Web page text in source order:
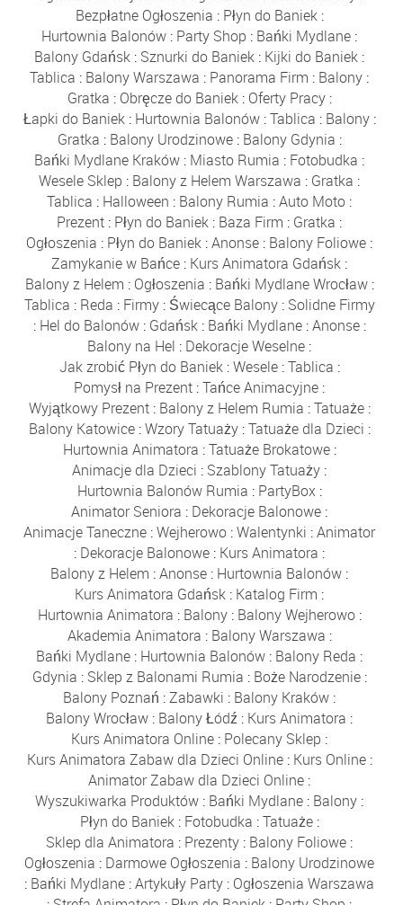
Bezpłatne Ogłoszenia : Płyn do Baniek:
Hurtownia Balonów : Party Shop : Bańki Mydlane :
Balony Gdańsk : Sznurki do Baniek : Kijki do Baniek :
Tablica : Balony Warszawa : Panorama Firm : Balony :
Gratka : Obręcze do Baniek: Oferty Pracy:
Łapki do Baniek: Hurtownia Balonów:Tablica : Balony:
Gratka : Balony Urodzinowe: Balony Gdynia :
Bańki Mydlane Kraków : Miasto Rumia : Fotobudka :
Wesele Sklep : Balony z Helem Warszawa : Gratka :
Tablica : Halloween : Balony Rumia :Auto Moto :
Prezent : Płyn do Baniek : Baza Firm : Gratka :
Ogłoszenia : Płyn do Baniek :Anonse : Balony Foliowe :
Zamykanie w Bańce : Kurs Animatora Gdańsk :
Balony z Helem : Ogłoszenia : Bańki Mydlane Wrocław:
Tablica : Reda : Firmy: Świecące Balony: Solidne Firmy
: Hel do Balonów: Gdańsk: Bańki Mydlane:Anonse:
Balony na Hel : Dekoracje Weselne :
Jak zrobić Płyn do Baniek:Wesele:Tablica :
Pomysł na Prezent :Tańce Animacyjne :
Wyjątkowy Prezent: Balony z Helem Rumia :Tatuaże:
Balony Katowice:Wzory Tatuaży:Tatuaże dla Dzieci :
Hurtownia Animatora :Tatuaże Brokatowe:
Animacje dla Dzieci : Szablony Tatuaży :
Hurtownia Balonów Rumia : PartyBox:
Animator Seniora : Dekoracje Balonowe :
Animacje Taneczne :Wejherowo :Walentynki :Animator
: Dekoracje Balonowe : Kurs Animatora :
Balony z Helem :Anonse : Hurtownia Balonów :
Kurs Animatora Gdańsk : Katalog Firm :
Hurtownia Animatora : Balony: Balony Wejherowo:
Akademia Animatora : Balony Warszawa :
Bańki Mydlane : Hurtownia Balonów : Balony Reda :
Gdynia : Sklep z Balonami Rumia : Boże Narodzenie:
Balony Poznań :Zabawki : Balony Kraków :
Balony Wrocław : Balony Łódź : Kurs Animatora :
Kurs Animatora Online : Polecany Sklep :
Kurs Animatora Zabaw dla Dzieci Online: Kurs Online:
Animator Zabaw dla Dzieci Online :
Wyszukiwarka Produktów : Bańki Mydlane : Balony :
Płyn do Baniek: Fotobudka :Tatuaże:
Sklep dla Animatora : Prezenty : Balony Foliowe :
Ogłoszenia : Darmowe Ogłoszenia : Balony Urodzinowe
: Bańki Mydlane :Artykuły Party : Ogłoszenia Warszawa